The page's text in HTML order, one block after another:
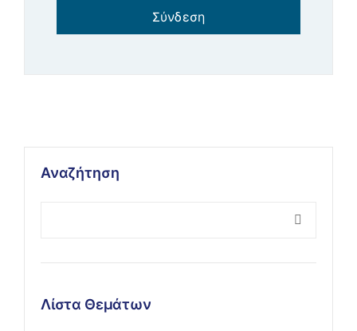
Σύνδεση
Αναζήτηση
Λίστα Θεμάτων